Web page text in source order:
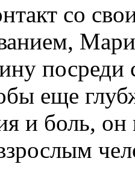
со
посреди
еще
и боль, он